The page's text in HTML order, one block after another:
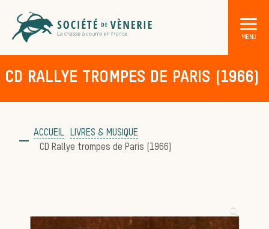
Les animaux
CD RALLYE TROMPES DE PARIS (1966)
ACCUEIL
LIVRES & MUSIQUE
CD Rallye trompes de Paris (1966)